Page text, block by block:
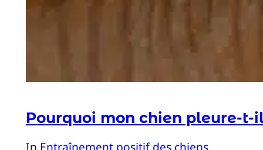
Pourquoi mon chien pleure-t-